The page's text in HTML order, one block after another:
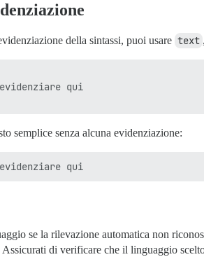
della sintassi, puoi usare text ,
qui
semplice senza alcuna evidenziazione:
se la rilevazione automatica non
Assicurati di verificare che il linguaggio